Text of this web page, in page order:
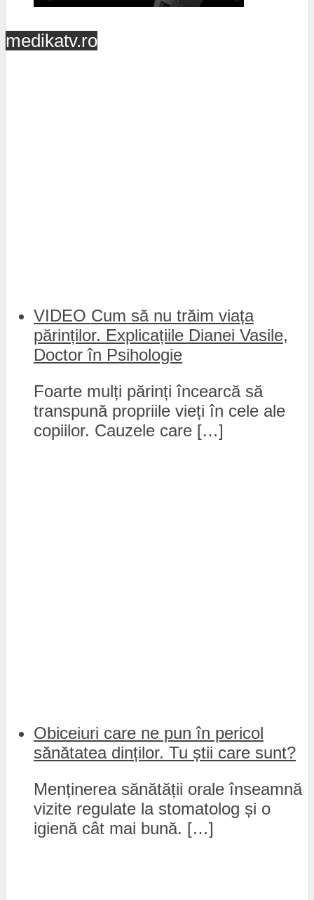
medikatv.ro
VIDEO Cum să nu trăim viața
părinților. Explicațiile Dianei Vasile,
Doctor în Psihologie
Foarte mulți părinți încearcă să
transpună propriile vieți în cele ale
copiilor. Cauzele care […]
Obiceiuri care ne pun în pericol
sănătatea dinților. Tu știi care sunt?
Menținerea sănătății orale înseamnă
vizite regulate la stomatolog și o
igienă cât mai bună. […]